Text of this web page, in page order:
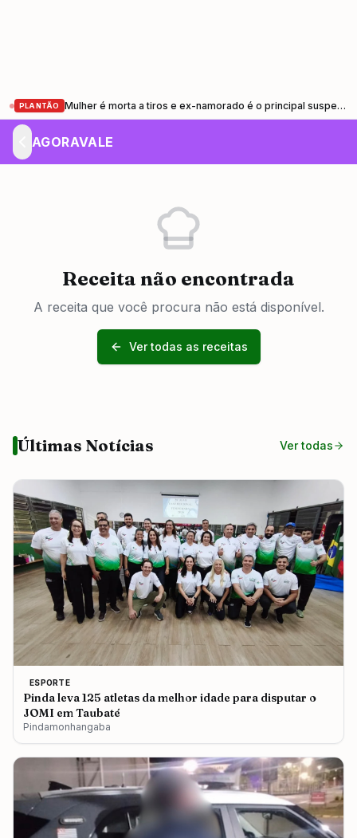
PLANTÃO Mulher é morta a tiros e ex-namorado é o principal suspeito em Pindamonhangaba
AGORAVALE
Receita não encontrada
A receita que você procura não está disponível.
Ver todas as receitas
Últimas Notícias Ver todas
ESPORTE
Pinda leva 125 atletas da melhor idade para disputar o
JOMI em Taubaté
Pindamonhangaba